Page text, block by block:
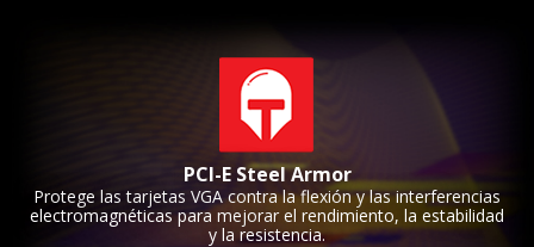
PCI-E Steel Armor
Protege las tarjetas VGA contra la flexión y las interferencias
electromagnéticas para mejorar el rendimiento, la estabilidad
y la resistencia.